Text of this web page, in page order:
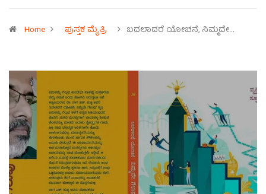
Home ಪುಸ್ತಕ ಮೈತ್ರಿ ಬದಲಾದರೆ ಯೋಚನೆ, ನಿಮ್ಮದೇ…